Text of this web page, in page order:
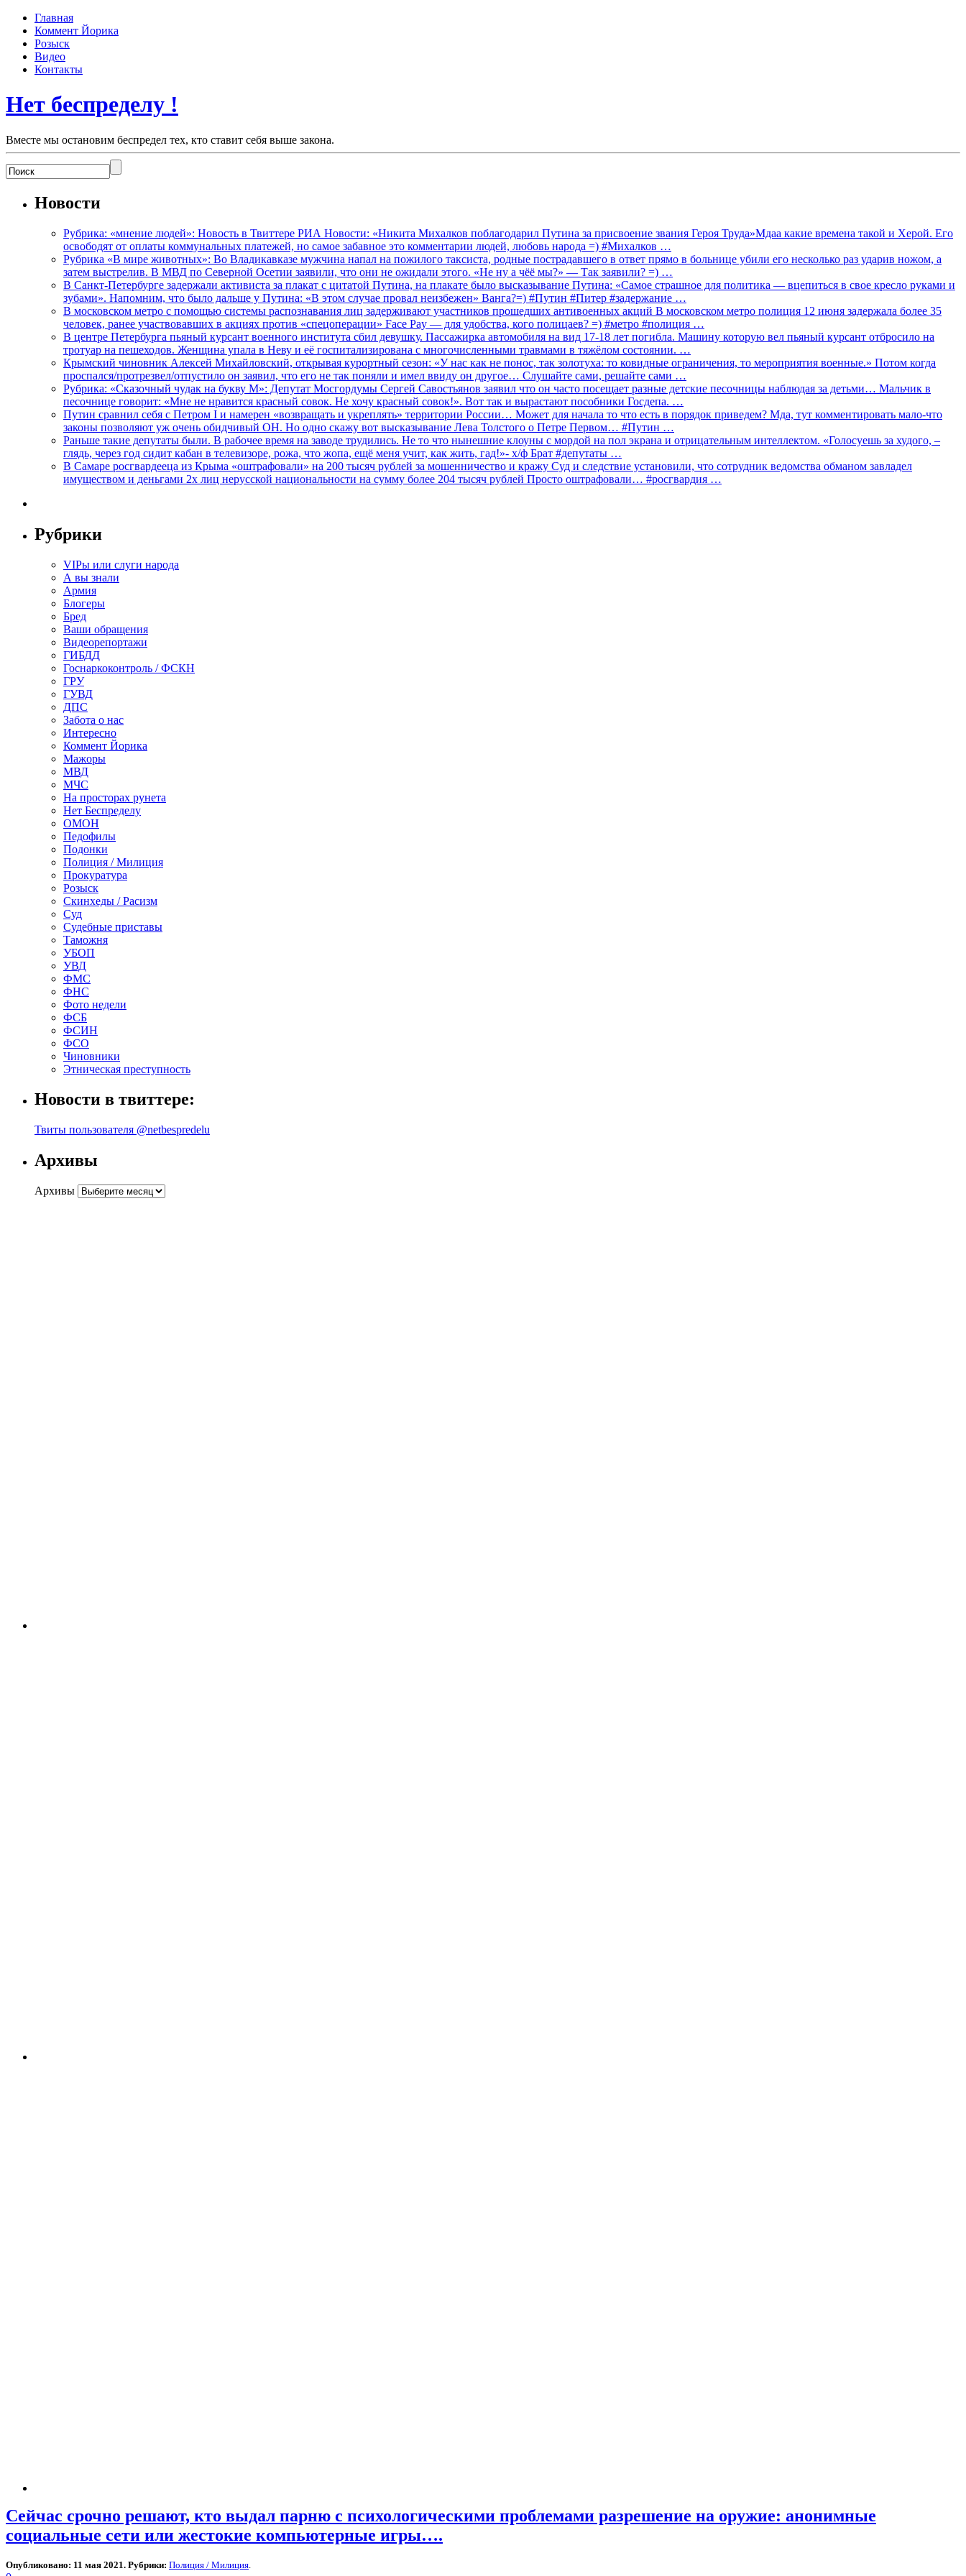
Главная
Коммент Йорика
Розыск
Видео
Контакты
Нет беспределу !
Вместе мы остановим беспредел тех, кто ставит себя выше закона.
Новости
Рубрика: «мнение людей»: Новость в Твиттере РИА Новости: «Никита Михалков поблагодарил Путина за присвоение звания Героя Труда»Мдаа какие времена такой и Херой. Его
освободят от оплаты коммунальных платежей, но самое забавное это комментарии людей, любовь народа =) #Михалков …
Рубрика «В мире животных»: Во Владикавказе мужчина напал на пожилого таксиста, родные пострадавшего в ответ прямо в больнице убили его несколько раз ударив ножом, а
затем выстрелив. В МВД по Северной Осетии заявили, что они не ожидали этого. «Не ну а чёё мы?» — Так заявили? =) …
В Санкт-Петербурге задержали активиста за плакат с цитатой Путина, на плакате было высказывание Путина: «Самое страшное для политика — вцепиться в свое кресло руками и
зубами». Напомним, что было дальше у Путина: «В этом случае провал неизбежен» Ванга?=) #Путин #Питер #задержание …
В московском метро с помощью системы распознавания лиц задерживают участников прошедших антивоенных акций В московском метро полиция 12 июня задержала более 35
человек, ранее участвовавших в акциях против «спецоперации» Face Pay — для удобства, кого полицаев? =) #метро #полиция …
В центре Петербурга пьяный курсант военного института сбил девушку. Пассажирка автомобиля на вид 17-18 лет погибла. Машину которую вел пьяный курсант отбросило на
тротуар на пешеходов. Женщина упала в Неву и её госпитализирована с многочисленными травмами в тяжёлом состоянии. …
Крымский чиновник Алексей Михайловский, открывая курортный сезон: «У нас как не понос, так золотуха: то ковидные ограничения, то мероприятия военные.» Потом когда
проспался/протрезвел/отпустило он заявил, что его не так поняли и имел ввиду он другое… Слушайте сами, решайте сами …
Рубрика: «Сказочный чудак на букву М»: Депутат Мосгордумы Сергей Савостьянов заявил что он часто посещает разные детские песочницы наблюдая за детьми… Мальчик в
песочнице говорит: «Мне не нравится красный совок. Не хочу красный совок!». Вот так и вырастают пособники Госдепа. …
Путин сравнил себя с Петром I и намерен «возвращать и укреплять» территории России… Может для начала то что есть в порядок приведем? Мда, тут комментировать мало-что
законы позволяют уж очень обидчивый ОН. Но одно скажу вот высказывание Лева Толстого о Петре Первом… #Путин …
Раньше такие депутаты были. В рабочее время на заводе трудились. Не то что нынешние клоуны с мордой на пол экрана и отрицательным интеллектом. «Голосуешь за худого, –
глядь, через год сидит кабан в телевизоре, рожа, что жопа, ещё меня учит, как жить, гад!»- х/ф Брат #депутаты …
В Самаре росгвардееца из Крыма «оштрафовали» на 200 тысяч рублей за мошенничество и кражу Суд и следствие установили, что сотрудник ведомства обманом завладел
имуществом и деньгами 2х лиц нерусской национальности на сумму более 204 тысяч рублей Просто оштрафовали… #росгвардия …
Рубрики
VIPы или слуги народа
А вы знали
Армия
Блогеры
Бред
Ваши обращения
Видеорепортажи
ГИБДД
Госнаркоконтроль / ФСКН
ГРУ
ГУВД
ДПС
Забота о нас
Интересно
Коммент Йорика
Мажоры
МВД
МЧС
На просторах рунета
Нет Беспределу
ОМОН
Педофилы
Подонки
Полиция / Милиция
Прокуратура
Розыск
Скинхеды / Расизм
Суд
Судебные приставы
Таможня
УБОП
УВД
ФМС
ФНС
Фото недели
ФСБ
ФСИН
ФСО
Чиновники
Этническая преступность
Новости в твиттере:
Твиты пользователя @netbespredelu
Архивы
Архивы
Сейчас срочно решают, кто выдал парню с психологическими проблемами разрешение на оружие: анонимные
социальные сети или жестокие компьютерные игры….
Опубликовано: 11 мая 2021. Рубрики: Полиция / Милиция